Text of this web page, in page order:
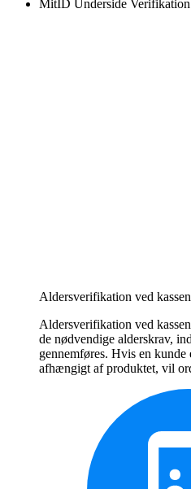
MitID Underside Verifikation
Aldersverifikation ved kassen
Aldersverifikation ved
de nødvendige alderskrav,
gennemføres. Hvis en kunde
afhængigt af produktet, vil